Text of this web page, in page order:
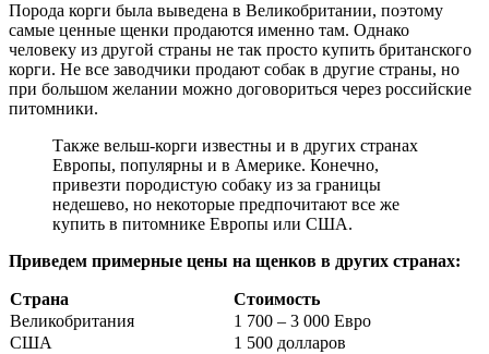
Порода корги была выведена в Великобритании, поэтому
самые ценные щенки продаются именно там. Однако
человеку из другой страны не так просто купить британского
корги. Не все заводчики продают собак в другие страны, но
при большом желании можно договориться через российские
питомники.
Также вельш-корги известны и в других странах
Европы, популярны и в Америке. Конечно,
привезти породистую собаку из за границы
недешево, но некоторые предпочитают все же
купить в питомнике Европы или США.
Приведем примерные цены на щенков в других странах:
Страна
Стоимость
Великобритания
1 700 – 3 000 Евро
США
1 500 долларов